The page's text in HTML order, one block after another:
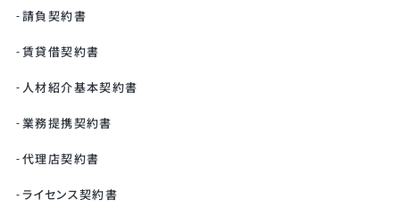
請負契約書
賃貸借契約書
人材紹介基本契約書
業務提携契約書
代理店契約書
ライセンス契約書